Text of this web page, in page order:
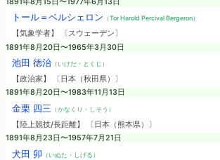
トール＝ベルシェロン （Tor Harold Percival Bergeron）
【気象学者】 〔スウェーデン〕
1891年8月20日〜1965年3月30日
池田 徳治（いけだ・とくじ）
【政治家】 〔日本（秋田県）〕
1891年8月20日〜1983年11月13日
金栗 四三 （かなくり・しそう）
【陸上競技/長距離】 〔日本（熊本県）〕
1891年8月23日〜1957年7月21日
犬田 卯 （いぬた・しげる）